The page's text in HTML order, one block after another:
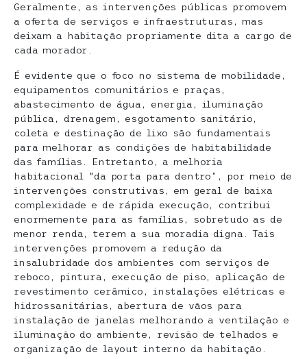
Geralmente, as intervenções públicas promovem
a oferta de serviços e infraestruturas, mas
deixam a habitação propriamente dita a cargo de
cada morador.
É evidente que o foco no sistema de mobilidade,
equipamentos comunitários e praças,
abastecimento de água, energia, iluminação
pública, drenagem, esgotamento sanitário,
coleta e destinação de lixo são fundamentais
para melhorar as condições de habitabilidade
das famílias. Entretanto, a melhoria
habitacional “da porta para dentro”, por meio de
intervenções construtivas, em geral de baixa
complexidade e de rápida execução, contribui
enormemente para as famílias, sobretudo as de
menor renda, terem a sua moradia digna. Tais
intervenções promovem a redução da
insalubridade dos ambientes com serviços de
reboco, pintura, execução de piso, aplicação de
revestimento cerâmico, instalações elétricas e
hidrossanitárias, abertura de vãos para
instalação de janelas melhorando a ventilação e
iluminação do ambiente, revisão de telhados e
organização de layout interno da habitação.